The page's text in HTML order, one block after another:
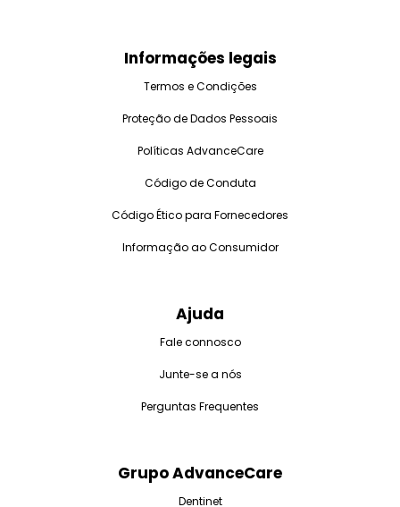
Informações legais
Termos e Condições
Proteção de Dados Pessoais
Políticas AdvanceCare
Código de Conduta
Código Ético para Fornecedores
Informação ao Consumidor
Ajuda
Fale connosco
Junte-se a nós
Perguntas Frequentes
Grupo AdvanceCare
Dentinet